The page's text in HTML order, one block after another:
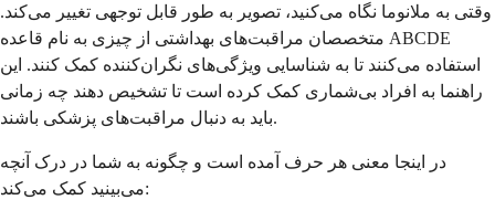
وقتی به ملانوما نگاه می‌کنید، تصویر به طور قابل توجهی تغییر می‌کند.
متخصصان مراقبت‌های بهداشتی از چیزی به نام قاعده ABCDE
استفاده می‌کنند تا به شناسایی ویژگی‌های نگران‌کننده کمک کنند. این
راهنما به افراد بی‌شماری کمک کرده است تا تشخیص دهند چه زمانی
باید به دنبال مراقبت‌های پزشکی باشند.
در اینجا معنی هر حرف آمده است و چگونه به شما در درک آنچه
می‌بینید کمک می‌کند: